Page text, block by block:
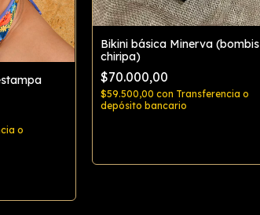
o
Bikini básica Minerva (bombis
chiripa)
$70.000,00
$59.500,00 con Transferencia o
depósito bancario